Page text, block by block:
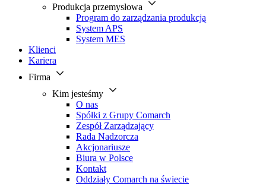
Produkcja przemysłowa
Program do zarządzania produkcją
System APS
System MES
Klienci
Kariera
Firma
Kim jesteśmy
O nas
Spółki z Grupy Comarch
Zespół Zarządzający
Rada Nadzorcza
Akcjonariusze
Biura w Polsce
Kontakt
Oddziały Comarch na świecie